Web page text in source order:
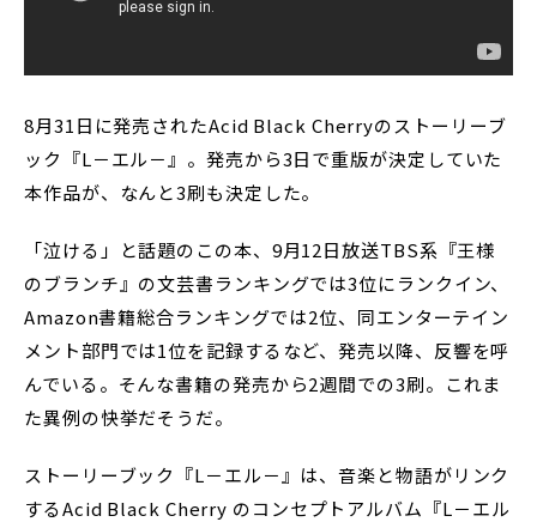
8月31日に発売されたAcid Black Cherryのストーリーブ
ック『L－エル－』。発売から3日で重版が決定していた
本作品が、なんと3刷も決定した。
「泣ける」と話題のこの本、9月12日放送TBS系『王様
のブランチ』の文芸書ランキングでは3位にランクイン、
Amazon書籍総合ランキングでは2位、同エンターテイン
メント部門では1位を記録するなど、発売以降、反響を呼
んでいる。そんな書籍の発売から2週間での3刷。これま
た異例の快挙だそうだ。
ストーリーブック『L－エル－』は、音楽と物語がリンク
するAcid Black Cherry のコンセプトアルバム『L－エル